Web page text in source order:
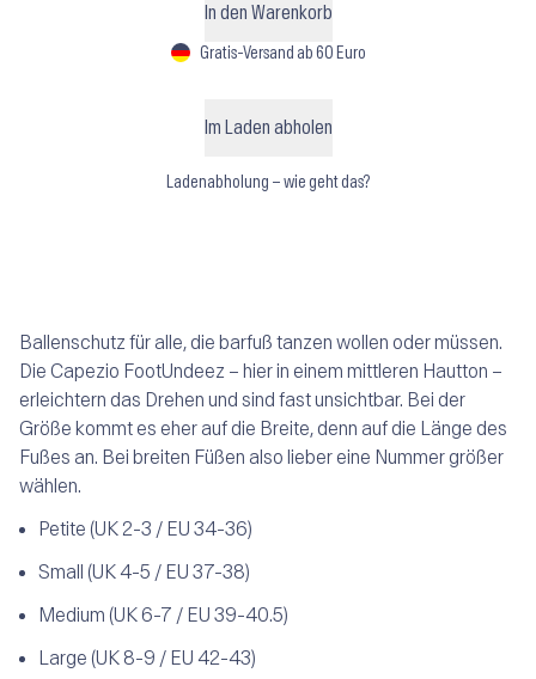
In den Warenkorb
Gratis-Versand ab 60 Euro
Im Laden abholen
Ladenabholung – wie geht das?
Ballenschutz für alle, die barfuß tanzen wollen oder müssen.
Die Capezio FootUndeez – hier in einem mittleren Hautton –
erleichtern das Drehen und sind fast unsichtbar. Bei der
Größe kommt es eher auf die Breite, denn auf die Länge des
Fußes an. Bei breiten Füßen also lieber eine Nummer größer
wählen.
Petite (UK 2-3 / EU 34-36)
Small (UK 4-5 / EU 37-38)
Medium (UK 6-7 / EU 39-40.5)
arge (UK 8-9 / EU 42-43)